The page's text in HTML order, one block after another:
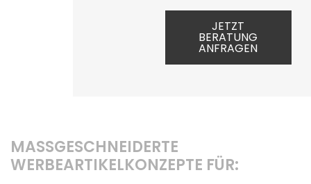
JETZT
BERATUNG
ANFRAGEN
MASSGESCHNEIDERTE W
ERBEARTIKELKONZEPTE FÜR: